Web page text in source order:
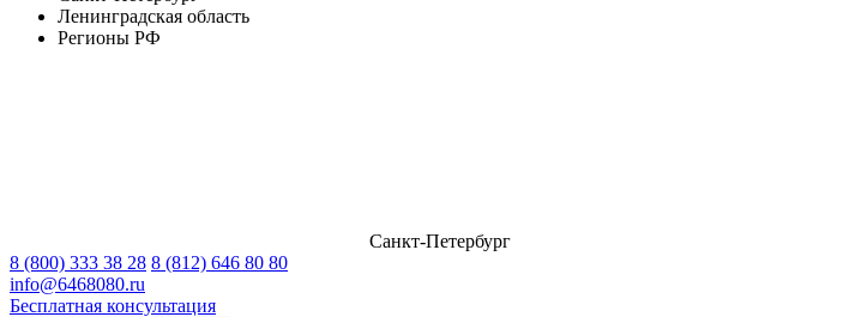
Ленинградская область
Регионы РФ
Санкт-Петербург
8 (800) 333 38 28 8 (812) 646 80 80
info@6468080.ru
Бесплатная консультация